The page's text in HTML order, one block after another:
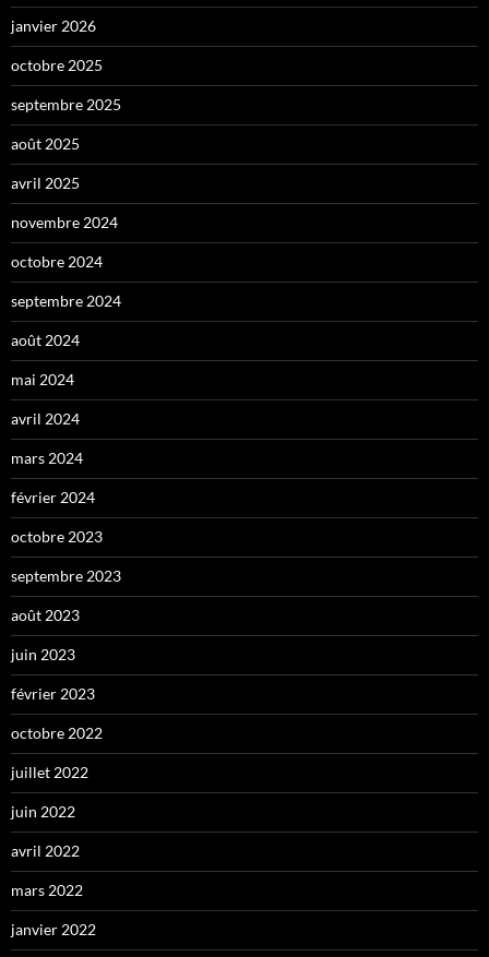
janvier 2026
octobre 2025
septembre 2025
août 2025
avril 2025
novembre 2024
octobre 2024
septembre 2024
août 2024
mai 2024
avril 2024
mars 2024
février 2024
octobre 2023
septembre 2023
août 2023
juin 2023
février 2023
octobre 2022
juillet 2022
juin 2022
avril 2022
mars 2022
janvier 2022